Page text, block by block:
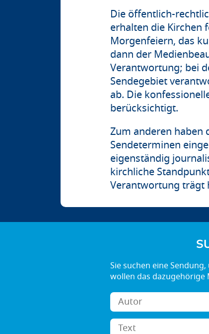
Die öffentlich-
erhalten die Kirchen
Morgenfeiern, das
dann der
Verantwortung; bei
Sendegebiet
ab. Die
berücksichtigt.
Zum anderen haben
Sendeterminen
eigenständig
kirchliche
Verantwortung trägt